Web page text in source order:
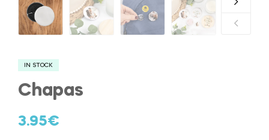
IN STOCK
Chapas
3.95€